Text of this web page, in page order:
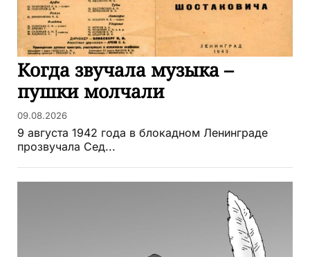
Когда звучала музыка –
пушки молчали
09.08.2026
9 августа 1942 года в блокадном Ленинграде
прозвучала Сед...